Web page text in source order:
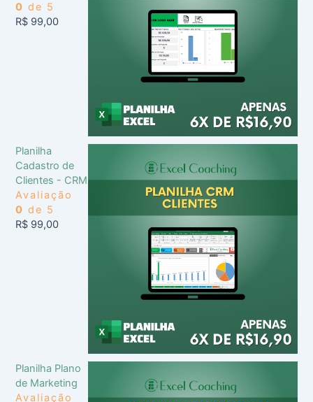
0 de 5
R$ 99,00
Planilha
Cadastro de
Clientes - CRM
Avaliação
0 de 5
R$ 99,00
Planilha Plano
de Marketing
Avaliação